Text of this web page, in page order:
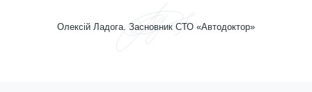
Олексій Ладога. Засновник СТО «Автодоктор»